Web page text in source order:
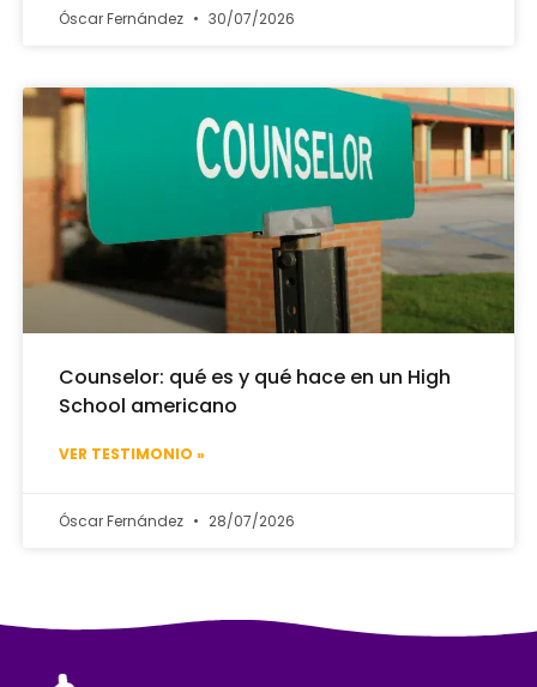
Óscar Fernández 30/07/2026
Counselor: qué es y qué hace en un High
School americano
VER TESTIMONIO »
Óscar Fernández 28/07/2026